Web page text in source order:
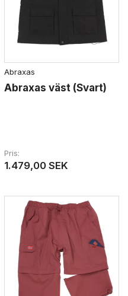
Abraxas
Abraxas väst (Svart)
Pris
1.479,00 SEK